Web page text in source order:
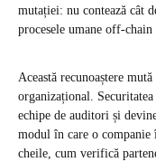
mutației: nu contează cât
procesele umane off-
Această recunoaștere
organizațional.
echipe de auditori și
modul în care o companie
cheile, cum verifică